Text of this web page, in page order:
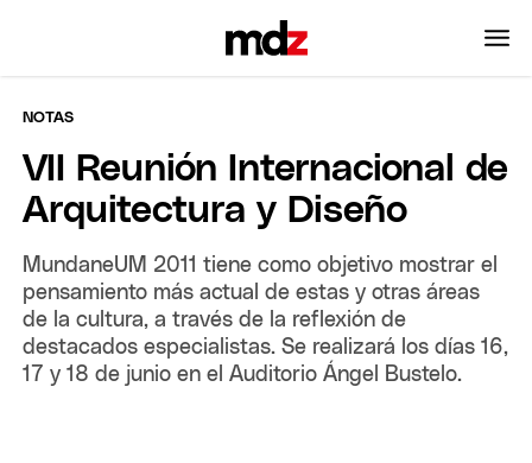
NOTAS
VII Reunión Internacional de
Arquitectura y Diseño
MundaneUM 2011 tiene como objetivo mostrar el
pensamiento más actual de estas y otras áreas
de la cultura, a través de la reflexión de
destacados especialistas. Se realizará los días 16,
17 y 18 de junio en el Auditorio Ángel Bustelo.